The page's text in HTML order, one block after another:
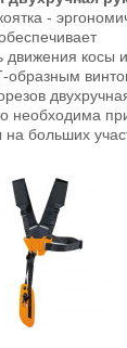
-
движения косы
образным
необходима
больших